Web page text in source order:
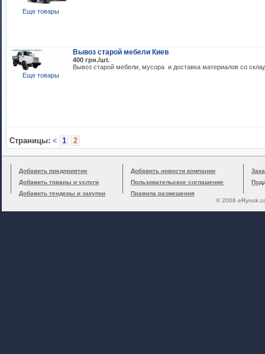
Еще товары
Еще товары
Вывоз старой мебели Киев
400 грн./шт.
Вывоз старой мебели, мусора и доставка материалов со
Cтраницы: < 1 2
Добавить предприятие
Добавить товары и услуги
Добавить тендеры и закупки
Добавить новости компании
Пользовательское соглашение
Правила размещения
© 2006